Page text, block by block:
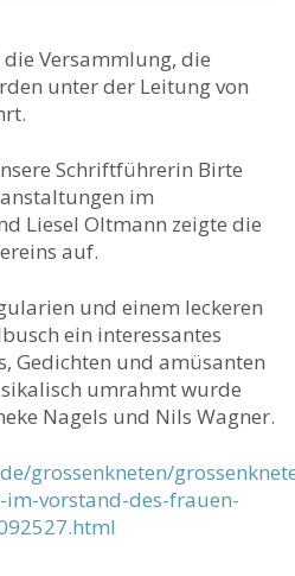
Versammlung, die
unter der Leitung von
Schriftführerin Birte
im
Liesel Oltmann zeigte die
auf.
und einem leckeren
ein interessantes
Gedichten und amüsanten
umrahmt wurde
Nagels und Nils Wagner.
grossenkneten/
im-vorstand-des-frauen-